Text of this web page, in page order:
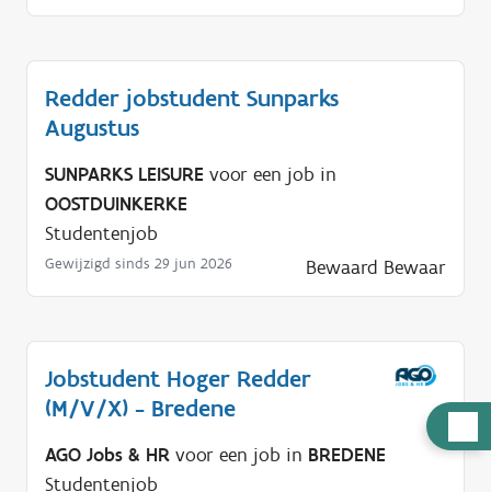
u
Redder jobstudent Sunparks
Augustus
SUNPARKS LEISURE voor een job in
OOSTDUINKERKE
Studentenjob
Gewijzigd sinds 29 jun 2026 Bewaard Bewaar
Jobstudent Hoger Redder
(M/V/X) - Bredene
AGO Jobs & HR voor een job in BREDENE
Studentenjob